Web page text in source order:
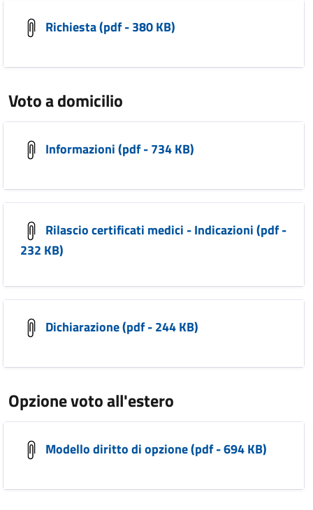
Richiesta (pdf - 380 KB)
Voto a domicilio
Informazioni (pdf - 734 KB)
Rilascio certificati medici - Indicazioni (pdf -
232 KB)
Dichiarazione (pdf - 244 KB)
Opzione voto all'estero
Modello diritto di opzione (pdf - 694 KB)